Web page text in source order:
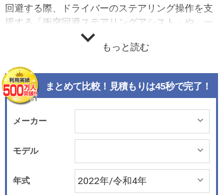
回避する際、ドライバーのステアリング操作を支
援する「衝突回避ステアリングアシスト」や、一
度駐車した場所を駐車枠として記録することがで
きるメモリー機能付きの「プロパイロット パーキ
駐車位置に近づくと、ステアリング、アクセル、
ブレーキ、シフトチェンジ、パーキングブレーキ
のすべてを自動で制御し、駐車をサポートする。
さらに「e-POWER ルキシオン」には、リモコン
操作で車両の出し入れが可能となる「プロパイロ
ット リモート パーキング」も搭載している。 パ
ワートレーンは2.0リッターガソリンのほか、新開
発の1.4リッターe-POWER専用エンジンを組み合
わせた第2世代「e-POWER」を用意。車両状態や
もっと読む
まとめて比較！見積もりは45秒で完了！
メーカー
モデル
年式